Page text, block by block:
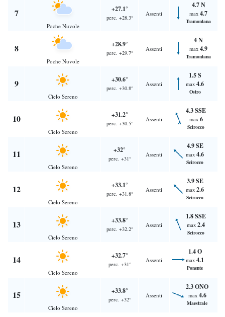
7
Poche Nuvole
+27.1°
perc. +28.3°
Assenti
4.7 N
max 4.7
Tramontana
8
Poche Nuvole
+28.9°
perc. +29.7°
Assenti
4 N
max 4.9
Tramontana
9
Cielo Sereno
+30.6°
perc. +30.8°
Assenti
1.5 S
max 4.6
Ostro
10
Cielo Sereno
+31.2°
perc. +30.5°
Assenti
4.3 SSE
max 6
Scirocco
11
Cielo Sereno
+32°
perc. +31°
Assenti
4.9 SE
max 4.6
Scirocco
12
Cielo Sereno
+33.1°
perc. +31.8°
Assenti
3.9 SE
max 2.6
Scirocco
13
Cielo Sereno
+33.8°
perc. +32.2°
Assenti
1.8 SSE
max 2.4
Scirocco
14
Cielo Sereno
+32.7°
perc. +31°
Assenti
1.4 O
max 4.1
Ponente
15
Cielo Sereno
+33.8°
perc. +32°
Assenti
2.3 ONO
max 4.6
Maestrale